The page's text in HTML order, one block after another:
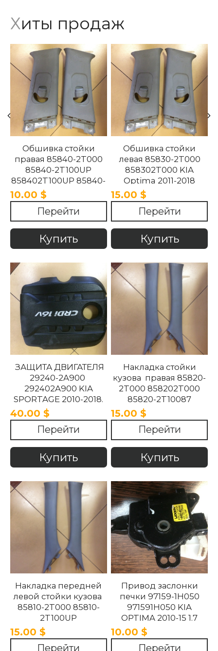
Хиты продаж
Обшивка стойки
правая 85840-2T000
85840-2T100UP
858402T100UP 85840-
2T100UP KIA Optima
2011-2018
10.00 $
Перейти
Купить
Обшивка стойки
левая 85830-2T000
858302T000 KIA
Optima 2011-2018
15.00 $
Перейти
Купить
ЗАЩИТА ДВИГАТЕЛЯ
29240-2A900
292402A900 KIA
SPORTAGE 2010-2018.
40.00 $
Перейти
Купить
Накладка стойки
кузова правая 85820-
2T000 858202T000
85820-2T10087
858202T10087 85820-
2T100UP
858202T100UP Kia
Optima 2010 -2015
15.00 $
Перейти
Купить
Накладка передней
левой стойки кузова
85810-2T000 85810-
2T100UP
858102T100UP
858102T000 Kia
15.00 $
Перейти
Привод заслонки
печки 97159-1H050
971591H050 KIA
OPTIMA 2010-15 1.7
10.00 $
Перейти